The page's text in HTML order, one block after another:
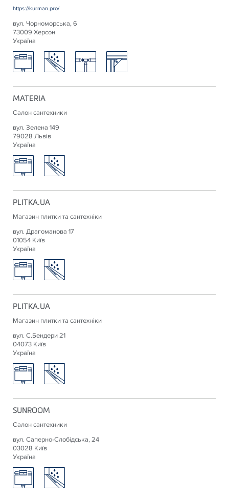
https://kurman.pro/
вул. Чорноморська, 6
73009 Херсон
Україна
MATERIA
Салон сантехники
вул. Зелена 149
79028 Львів
Україна
PLITKA.UA
Магазин плитки та сантехніки
вул. Драгоманова 17
01054 Київ
Україна
PLITKA.UA
Магазин плитки та сантехніки
вул. С.Бендери 21
04073 Київ
Україна
SUNROOM
Салон сантехники
вул. Саперно-Слобідська, 24
03028 Київ
Україна